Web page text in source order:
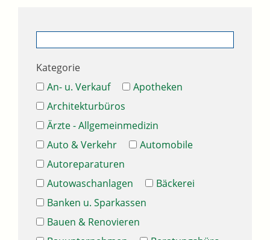
Kategorie
An- u. Verkauf
Apotheken
Architekturbüros
Ärzte - Allgemeinmedizin
Auto & Verkehr
Automobile
Autoreparaturen
Autowaschanlagen
Bäckerei
Banken u. Sparkassen
Bauen & Renovieren